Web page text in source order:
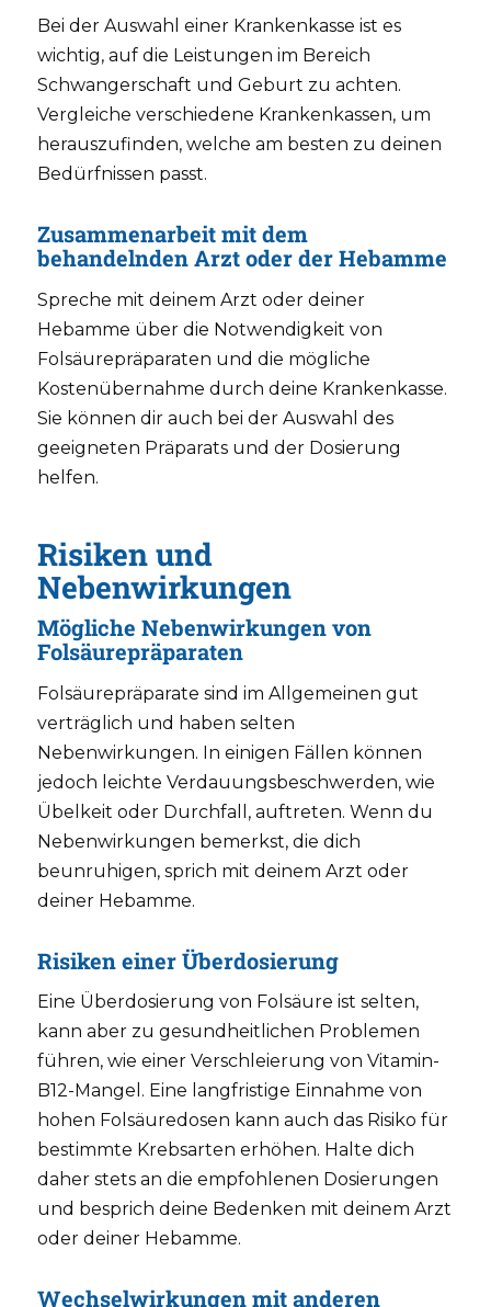
Bei der Auswahl einer Krankenkasse ist es
wichtig, auf die Leistungen im Bereich
Schwangerschaft und Geburt zu achten.
Vergleiche verschiedene Krankenkassen, um
herauszufinden, welche am besten zu deinen
Bedürfnissen passt.
Zusammenarbeit mit dem
behandelnden Arzt oder der Hebamme
Spreche mit deinem Arzt oder deiner
Hebamme über die Notwendigkeit von
Folsäurepräparaten und die mögliche
Kostenübernahme durch deine Krankenkasse.
Sie können dir auch bei der Auswahl des
geeigneten Präparats und der Dosierung
helfen.
Risiken und
Nebenwirkungen
Mögliche Nebenwirkungen von
Folsäurepräparaten
Folsäurepräparate sind im Allgemeinen gut
verträglich und haben selten
Nebenwirkungen. In einigen Fällen können
jedoch leichte Verdauungsbeschwerden, wie
Übelkeit oder Durchfall, auftreten. Wenn du
Nebenwirkungen bemerkst, die dich
beunruhigen, sprich mit deinem Arzt oder
deiner Hebamme.
Risiken einer Überdosierung
Eine Überdosierung von Folsäure ist selten,
kann aber zu gesundheitlichen Problemen
führen, wie einer Verschleierung von Vitamin-
B12-Mangel. Eine langfristige Einnahme von
hohen Folsäuredosen kann auch das Risiko für
bestimmte Krebsarten erhöhen. Halte dich
daher stets an die empfohlenen Dosierungen
und besprich deine Bedenken mit deinem Arzt
oder deiner Hebamme.
Wechselwirkungen mit anderen